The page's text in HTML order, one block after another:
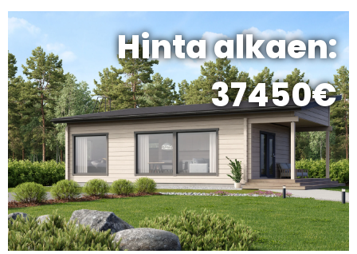
Hinta alkaen:
37450€